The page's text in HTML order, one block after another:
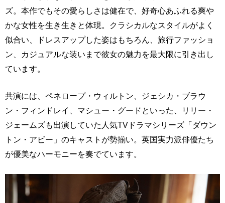
ズ。本作でもその愛らしさは健在で、好奇心あふれる爽や
かな女性を生き生きと体現。クラシカルなスタイルがよく
似合い、ドレスアップした姿はもちろん、旅行ファッショ
ン、カジュアルな装いまで彼女の魅力を最大限に引き出し
ています。
共演には、ペネロープ・ウィルトン、ジェシカ・ブラウ
ン・フィンドレイ、マシュー・グードといった、リリー・
ジェームズも出演していた人気TVドラマシリーズ「ダウン
トン・アビー」のキャストが勢揃い。英国実力派俳優たち
が優美なハーモニーを奏でています。